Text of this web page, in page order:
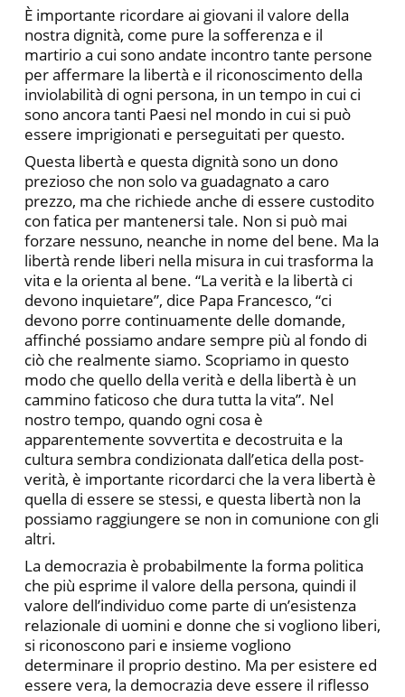
È importante ricordare ai giovani il valore della
nostra dignità, come pure la sofferenza e il
martirio a cui sono andate incontro tante persone
per affermare la libertà e il riconoscimento della
inviolabilità di ogni persona, in un tempo in cui ci
sono ancora tanti Paesi nel mondo in cui si può
essere imprigionati e perseguitati per questo.
Questa libertà e questa dignità sono un dono
prezioso che non solo va guadagnato a caro
prezzo, ma che richiede anche di essere custodito
con fatica per mantenersi tale. Non si può mai
forzare nessuno, neanche in nome del bene. Ma la
libertà rende liberi nella misura in cui trasforma la
vita e la orienta al bene. “La verità e la libertà ci
devono inquietare”, dice Papa Francesco, “ci
devono porre continuamente delle domande,
affinché possiamo andare sempre più al fondo di
ciò che realmente siamo. Scopriamo in questo
modo che quello della verità e della libertà è un
cammino faticoso che dura tutta la vita”. Nel
nostro tempo, quando ogni cosa è
apparentemente sovvertita e decostruita e la
cultura sembra condizionata dall’etica della post-
verità, è importante ricordarci che la vera libertà è
quella di essere se stessi, e questa libertà non la
possiamo raggiungere se non in comunione con gli
altri.
La democrazia è probabilmente la forma politica
che più esprime il valore della persona, quindi il
valore dell’individuo come parte di un’esistenza
relazionale di uomini e donne che si vogliono liberi,
si riconoscono pari e insieme vogliono
determinare il proprio destino. Ma per esistere ed
essere vera, la democrazia deve essere il riflesso